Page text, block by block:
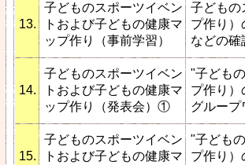
13.
子どものスポーツイベン
トおよび子どもの健康マ
ップ作り（事前学習）
子どもの
プ作り）
などの確
14.
子どものスポーツイベン
トおよび子どもの健康マ
ップ作り（発表会）①
"子ども
プ作り）
グルー
15.
子どものスポーツイベン
トおよび子どもの健康マ
"子ども
プ作り）